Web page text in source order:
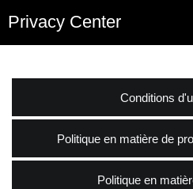
Privacy Center
Conditions
Politique en matière de
Politique en